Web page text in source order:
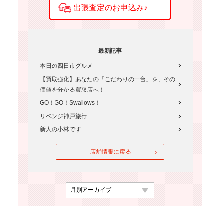
最新記事
本日の四日市グルメ
【買取強化】あなたの「こだわりの一台」を、その
価値を分かる買取店へ！
GO！GO！Swallows！
リベンジ神戸旅行
新人の小林です
店舗情報に戻る